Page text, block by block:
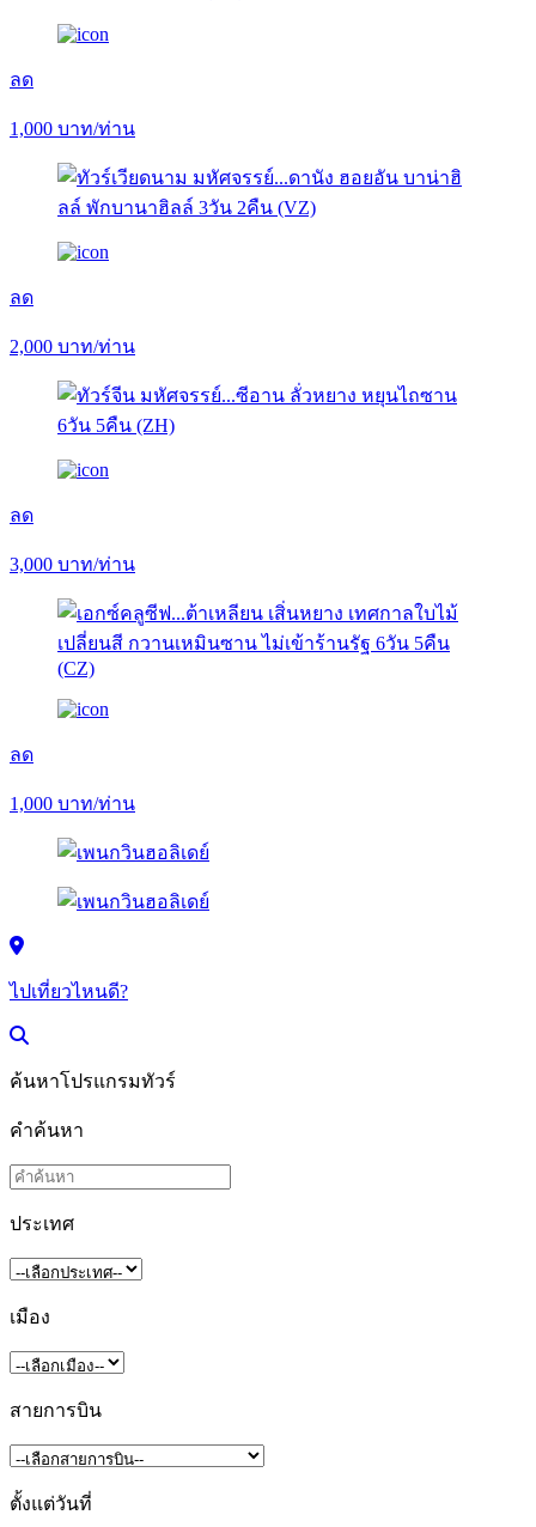
ลด
1,000 บาท/ท่าน
ลด
2,000 บาท/ท่าน
ลด
3,000 บาท/ท่าน
ลด
1,000 บาท/ท่าน
ไปเที่ยวไหนดี?
ค้นหาโปรแกรมทัวร์
คำค้นหา
ประเทศ
เมือง
สายการบิน
ตั้งแต่วันที่